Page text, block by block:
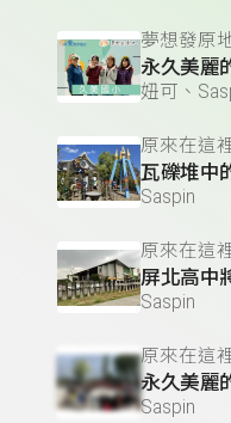
夢想發原
永久美麗
妞可、
原來在這
瓦礫堆中
Saspin
原來在這
屏北高中
Saspin
原來在這
永久美麗
Saspin